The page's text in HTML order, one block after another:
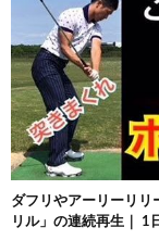
ダフリやアーリーリリ
リル」の連続再生｜ 1